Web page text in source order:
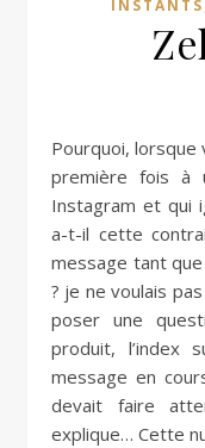
INSTANTS
Pourquoi, lorsque vous envoyez un message pour la
première fois à
Instagram et qui
a-t-il cette
message tant que
? je ne voulais
poser une
produit, l’index
message en
devait faire
explique… Cette